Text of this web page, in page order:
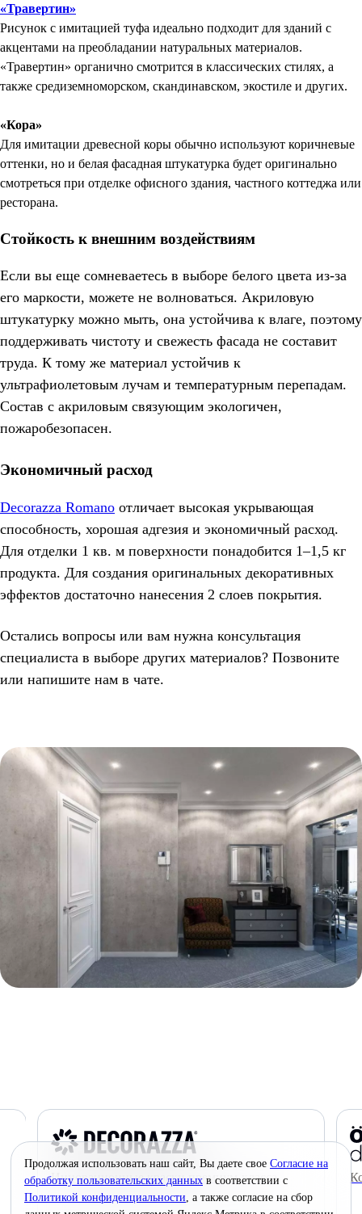
«Травертин»
Рисунок с имитацией туфа идеально подходит для зданий с
акцентами на преобладании натуральных материалов.
«Травертин» органично смотрится в классических стилях, а
также средиземноморском, скандинавском, экостиле и других.
«Кора»
Для имитации древесной коры обычно используют коричневые
оттенки, но и белая фасадная штукатурка будет оригинально
смотреться при отделке офисного здания, частного коттеджа или
ресторана.
Стойкость к внешним воздействиям
Если вы еще сомневаетесь в выборе белого цвета из-за
его маркости, можете не волноваться. Акриловую
штукатурку можно мыть, она устойчива к влаге, поэтому
поддерживать чистоту и свежесть фасада не составит
труда. К тому же материал устойчив к
ультрафиолетовым лучам и температурным перепадам.
Состав с акриловым связующим экологичен,
пожаробезопасен.
Экономичный расход
Decorazza Romano отличает высокая укрывающая
способность, хорошая адгезия и экономичный расход.
Для отделки 1 кв. м поверхности понадобится 1–1,5 кг
продукта. Для создания оригинальных декоративных
эффектов достаточно нанесения 2 слоев покрытия.
Остались вопросы или вам нужна консультация
специалиста в выборе других материалов? Позвоните
или напишите нам в чате.
Инновационные краски премиум-класса
Продолжая использовать наш сайт, Вы даете свое Согласие на
обработку пользовательских данных в соответствии с
Политикой конфиденциальности, а также согласие на сбор